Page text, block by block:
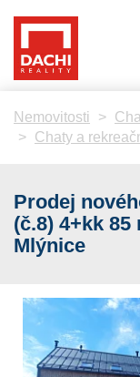
Nemovitosti
Chaty a
Prodej
(č.8) 4+kk 85
Mlýnice